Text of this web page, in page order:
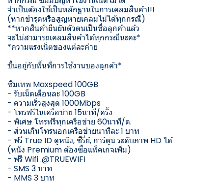
จำเป็นต้องใช้เป็นหลักฐานในการเคลมสินค้า!!!
(หากชำรุดหรือสูญหายเคลมไม่ได้ทุกกรณี)
**หากสินค้ายืนยันตัวตนเป็นชื่อลูกค้าแล้ว
จะไม่สามารถเคลมสินค้าได้ทุกกรณีนะคะ*
*ความแรงเน็ตของแต่ละค่าย
ขึ้นอยู่กับพื้นที่การใช้งานของลูกค้า*
ซิมเทพ Maxspeed 100GB
- รับเน็ตเดือนละ 100GB
- ความเร็วสูงสุด 1000Mbps
- โทรฟรีในเครือข่าย 15นาที/ครั้ง
- พิเศษ โทรฟรีทุกเครือข่าย 60นาที/ด.
- ส่วนเกินโทรนอกเครือข่ายนาทีละ 1 บาท
- ฟรี True ID ดูหนัง, ซีรี่ย์, การ์ตูน ระดับภาพ HD ได้
(หนัง Premium ต้องซื้อแพ็คเกจเพิ่ม)
- ฟรี Wifi .@TRUEWIFI
- SMS 3 บาท
- MMS 3 บาท